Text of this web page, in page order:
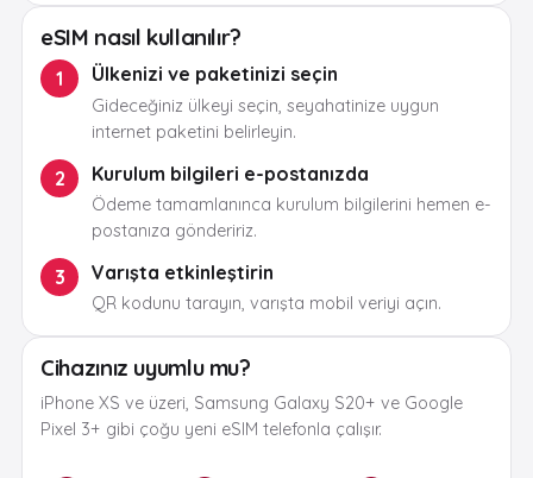
eSIM nasıl kullanılır?
1 Ülkenizi ve paketinizi seçin
Gideceğiniz ülkeyi seçin, seyahatinize uygun
internet paketini belirleyin.
2 Kurulum bilgileri e-postanızda
Ödeme tamamlanınca kurulum bilgilerini hemen e-
postanıza göndeririz.
3 Varışta etkinleştirin
QR kodunu tarayın, varışta mobil veriyi açın.
Cihazınız uyumlu mu?
iPhone XS ve üzeri, Samsung Galaxy S20+ ve Google
Pixel 3+ gibi çoğu yeni eSIM telefonla çalışır.